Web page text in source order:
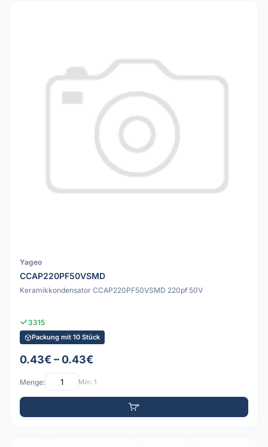
Yageo
CCAP220PF50VSMD
Keramikkondensator CCAP220PF50VSMD 220pf 50V
3315
Packung mit 10 Stück
0.43€ – 0.43€
Menge: Min: 1